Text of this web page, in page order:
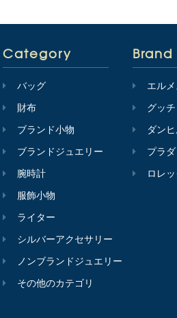
Brand
エルメ
グッチ
ダン
プラダ
ロレ
Category
バッグ
財布
ブランド小物
ブランドジュエリー
腕時計
服飾小物
ライター
シルバーアクセサリー
ノンブランドジュエリー
その他のカテゴリ